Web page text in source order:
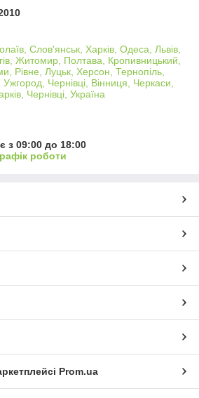
Слов'янськ, Харків, Одеса, Львів,
Житомир, Полтава, Кропивницький,
Рівне, Луцьк, Херсон, Тернопіль,
Ужгород, Чернівці, Вінниця, Черкаси,
Чернівці, Україна
з 09:00 до 18:00
роботи
Prom.ua